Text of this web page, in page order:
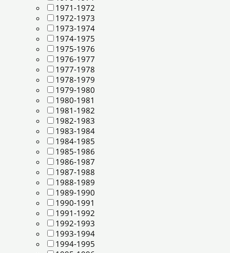
1971-1972
1972-1973
1973-1974
1974-1975
1975-1976
1976-1977
1977-1978
1978-1979
1979-1980
1980-1981
1981-1982
1982-1983
1983-1984
1984-1985
1985-1986
1986-1987
1987-1988
1988-1989
1989-1990
1990-1991
1991-1992
1992-1993
1993-1994
1994-1995